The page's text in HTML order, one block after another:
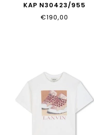
KAP N30423/955
€190,00